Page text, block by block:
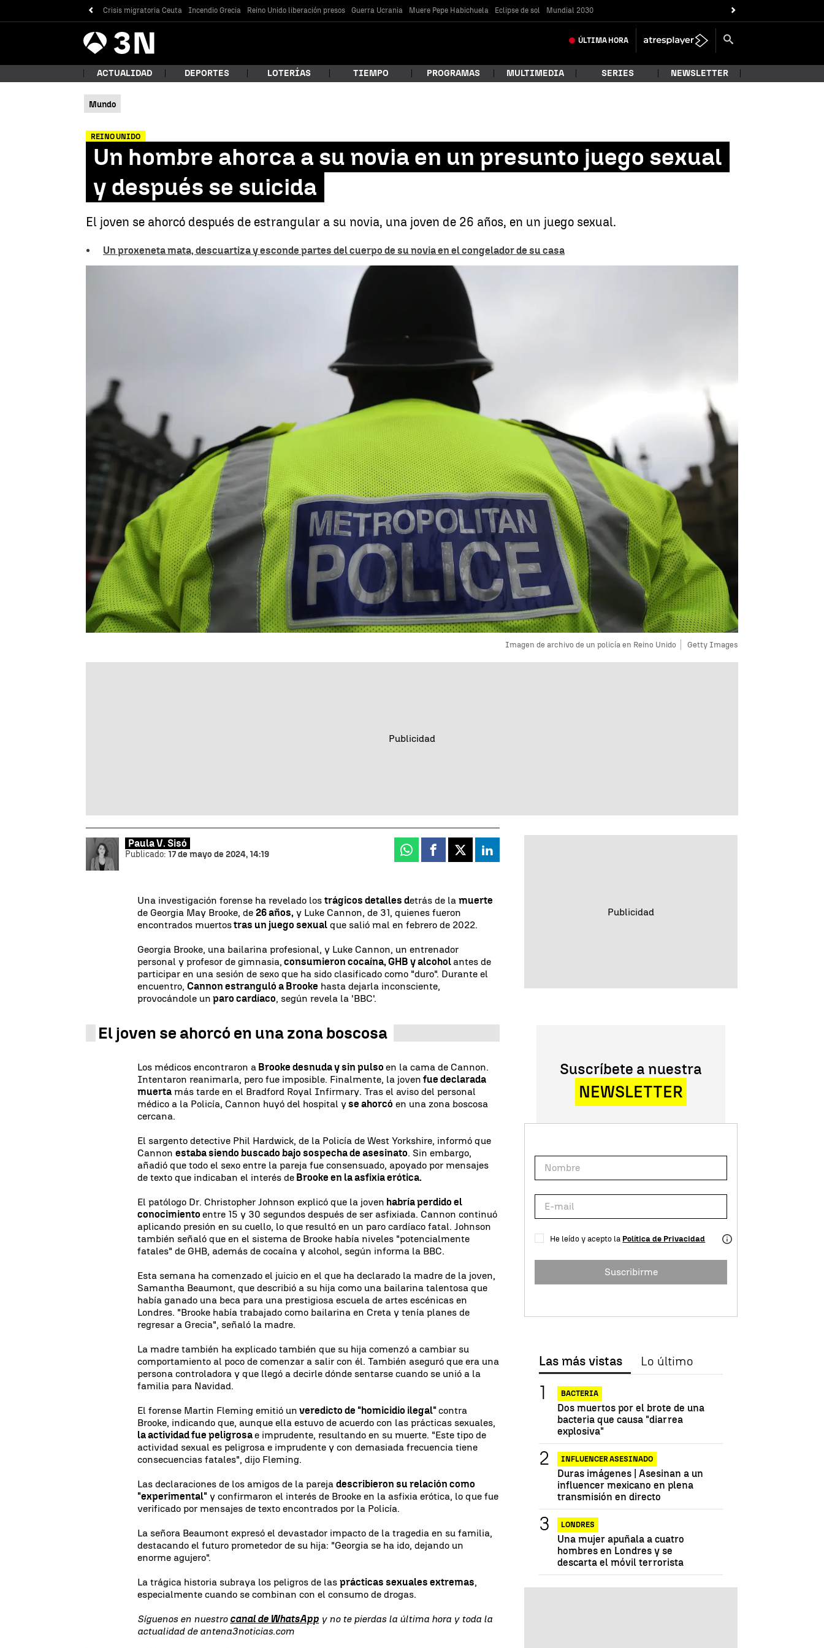
Crisis migratoria Ceuta Incendio Grecia Reino Unido liberación presos Guerra Ucrania Muere Pepe Habichuela Eclipse de sol Mundial 2030
Antena
3 Noticias ÚLTIMA HORA
¿Qué estás buscando?
Buscar
ACTUALIDAD DEPORTES LOTERÍAS TIEMPO PROGRAMAS MULTIMEDIA SERIES NEWSLETTER
Mundo
REINO UNIDO
Un hombre ahorca a su novia en un presunto juego sexual
y después se suicida
El joven se ahorcó después de estrangular a su novia, una joven de 26 años, en un juego sexual.
Un proxeneta mata, descuartiza y esconde partes del cuerpo de su novia en el congelador de su casa
Imagen de archivo de un policía en Reino Unido Getty Images
Paula V. Sisó
Publicado: 17 de mayo de 2024, 14:19 Whatsapp
Facebook
X Linkedin
Una investigación forense ha revelado lostrágicos detalles detrás de lamuerte
de Georgia May Brooke, de26 años, y Luke Cannon, de 31, quienes fueron
encontrados muertostras un juego sexual que salió mal en febrero de 2022.
Georgia Brooke, una bailarina profesional, y Luke Cannon, un entrenador
personal y profesor de gimnasia, consumieron cocaína, GHB y alcohol antes de
participar en una sesión de sexo que ha sido clasificado como "duro". Durante el
encuentro,Cannon estranguló a Brooke hasta dejarla inconsciente,
provocándole un paro cardíaco, según revela la 'BBC'.
El joven se ahorcó en una zona boscosa
Los médicos encontraron a Brooke desnuda y sin pulsoen la cama de Cannon.
Intentaron reanimarla, pero fue imposible. Finalmente, la joven fue declarada
muerta más tarde en el Bradford Royal Infirmary. Tras el aviso del personal
médico a la Policía, Cannon huyó del hospital yse ahorcó en una zona boscosa
cercana.
El sargento detective Phil Hardwick, de la Policía de West Yorkshire, informó que
Cannonestaba siendo buscado bajo sospecha de asesinato. Sin embargo,
añadió que todo el sexo entre la pareja fue consensuado, apoyado por mensajes
de texto que indicaban el interés de Brooke en la asfixia erótica.
El patólogo Dr. Christopher Johnson explicó que la joven habría perdido el
conocimientoentre 15 y 30 segundos después de ser asfixiada. Cannon continuó
aplicando presión en su cuello, lo que resultó en un paro cardíaco fatal. Johnson
también señaló que en el sistema de Brooke había niveles "potencialmente
fatales" de GHB, además de cocaína y alcohol, según informa la BBC.
Esta semana ha comenzado el juicio en el que ha declarado la madre de la joven,
Samantha Beaumont, que describió a su hija como una bailarina talentosa que
había ganado una beca para una prestigiosa escuela de artes escénicas en
Londres. "Brooke había trabajado como bailarina en Creta y tenía planes de
regresar a Grecia", señaló la madre.
La madre también ha explicado también que su hija comenzó a cambiar su
comportamiento al poco de comenzar a salir con él. También aseguró que era una
persona controladora y que llegó a decirle dónde sentarse cuando se unió a la
familia para Navidad.
El forense Martin Fleming emitió un veredicto de "homicidio ilegal"contra
Brooke, indicando que, aunque ella estuvo de acuerdo con las prácticas sexuales,
la actividad fue peligrosae imprudente, resultando en su muerte. "Este tipo de
actividad sexual es peligrosa e imprudente y con demasiada frecuencia tiene
consecuencias fatales", dijo Fleming.
Las declaraciones de los amigos de la parejadescribieron su relación como
"experimental" y confirmaron el interés de Brooke en la asfixia erótica, lo que fue
verificado por mensajes de texto encontrados por la Policía.
La señora Beaumont expresó el devastador impacto de la tragedia en su familia,
destacando el futuro prometedor de su hija: "Georgia se ha ido, dejando un
enorme agujero".
La trágica historia subraya los peligros de lasprácticas sexuales extremas,
especialmente cuando se combinan con el consumo de drogas.
Síguenos en nuestro canal de WhatsApp y no te pierdas la última hora y toda la
actualidad de antena3noticias.com
Suscríbete a nuestra
NEWSLETTER
He leído y acepto la Política de Privacidad
Suscribirme
Las más vistas Lo último
BACTERIA
Dos muertos por el brote de una
bacteria que causa "diarrea
explosiva"
INFLUENCER ASESINADO
Duras imágenes | Asesinan a un
influencer mexicano en plena
transmisión en directo
LONDRES
Una mujer apuñala a cuatro
hombres en Londres y se
descarta el móvil terrorista